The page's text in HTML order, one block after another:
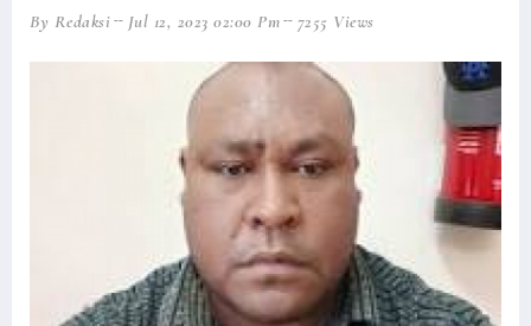
By Redaksi Jul 12, 2023 02:00 Pm 7255 Views